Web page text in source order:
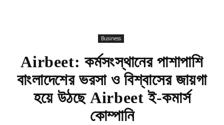
Business
Airbeet: কর্মসংস্থানের পাশাপাশি
বাংলাদেশের ভরসা ও বিশ্বাসের জায়গা
হয়ে উঠছে Airbeet ই-কমার্স
কোম্পানি